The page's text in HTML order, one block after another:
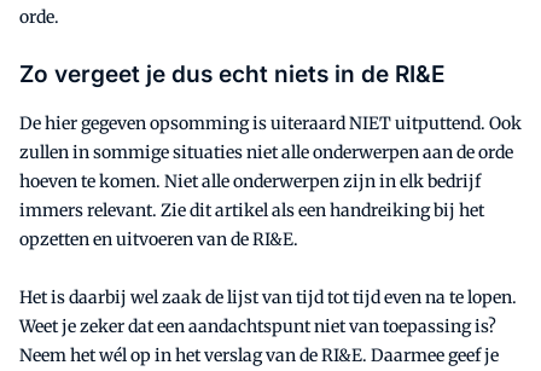
orde.
Zo vergeet je dus echt niets in de RI&E
De hier gegeven opsomming is uiteraard NIET uitputtend. Ook
zullen in sommige situaties niet alle onderwerpen aan de orde
hoeven te komen. Niet alle onderwerpen zijn in elk bedrijf
immers relevant. Zie dit artikel als een handreiking bij het
opzetten en uitvoeren van de RI&E.
Het is daarbij wel zaak de lijst van tijd tot tijd even na te lopen.
Weet je zeker dat een aandachtspunt niet van toepassing is?
Neem het wél op in het verslag van de RI&E. Daarmee geef je